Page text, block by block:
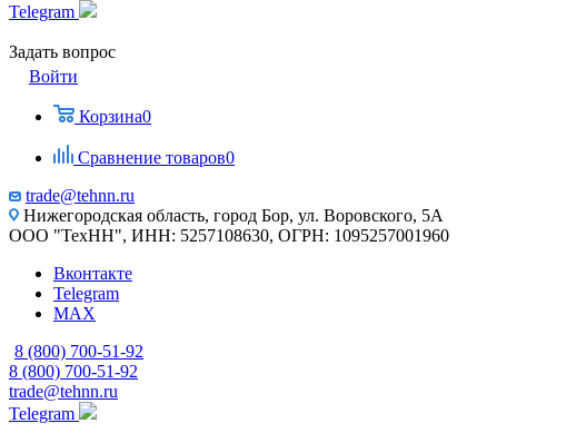
Telegram
Задать вопрос
Войти
Корзина0
Сравнение товаров0
trade@tehnn.ru
Нижегородская область, город Бор, ул. Воровского, 5А
ООО "ТехНН", ИНН: 5257108630, ОГРН: 1095257001960
Вконтакте
Telegram
MAX
8 (800) 700-51-92
8 (800) 700-51-92
trade@tehnn.ru
Telegram